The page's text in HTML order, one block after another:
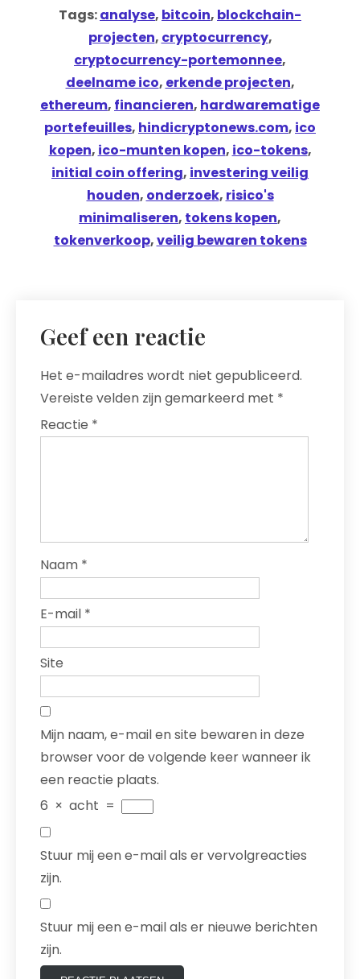
Tags:analyse, bitcoin, blockchain-
projecten, cryptocurrency,
cryptocurrency-portemonnee,
deelname ico, erkende projecten,
ethereum, financieren, hardwarematige
portefeuilles, hindicryptonews.com, ico
kopen, ico-munten kopen, ico-tokens,
initial coin offering, investering veilig
houden, onderzoek, risico's
minimaliseren, tokens kopen,
tokenverkoop,veilig bewaren tokens
Geef een reactie
Het e-mailadres wordt niet gepubliceerd.
Vereiste velden zijn gemarkeerd met *
Reactie *
Naam *
E-mail *
Site
Mijn naam, e-mail en site bewaren in deze
browser voor de volgende keer wanneer ik
een reactie plaats.
6 × acht =
Stuur mij een e-mail als er vervolgreacties
zijn.
Stuur mij een e-mail als er nieuwe berichten
zijn.